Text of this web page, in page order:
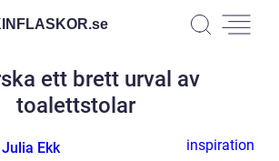
se
ett brett urval av
toalettstolar
Julia Ekk inspiration